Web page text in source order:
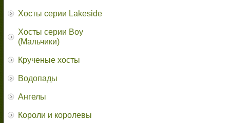
Хосты серии Lakeside
Хосты серии Boy
(Мальчики)
Крученые хосты
Водопады
Ангелы
Короли и королевы